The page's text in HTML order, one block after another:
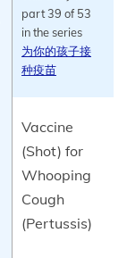
part 39 of 53
in the series
为你的孩子接
种疫苗
Vaccine
(Shot) for
Whooping
Cough
(Pertussis)